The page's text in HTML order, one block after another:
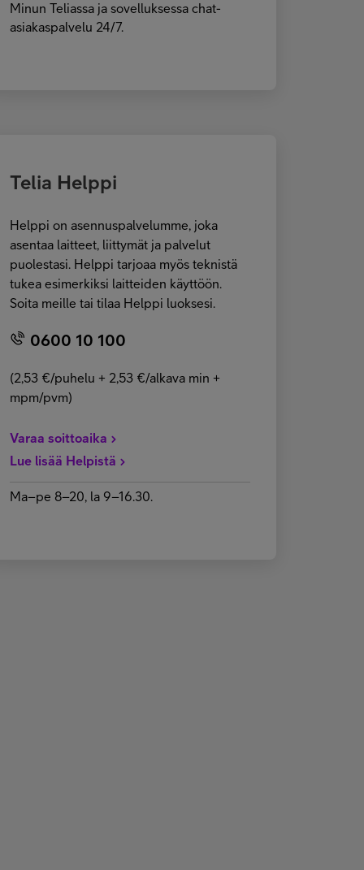
Minun Teliassa ja sovelluksessa chat-
asiakaspalvelu 24/7.
Telia Helppi
Helppi on asennuspalvelumme, joka
asentaa laitteet, liittymät ja palvelut
puolestasi. Helppi tarjoaa myös teknistä
tukea esimerkiksi laitteiden käyttöön.
Soita meille tai tilaa Helppi luoksesi.
0600 10 100
(2,53 €/puhelu + 2,53 €/alkava min +
mpm/pvm)
Varaa soittoaika
Lue lisää Helpistä
Ma–pe 8–20, la 9–16.30.